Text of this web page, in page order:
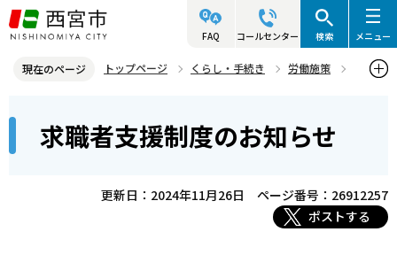
こ
の
ジ
先
FAQ コールセンター 検索 メニュー
現在のページ トップページ くらし・手続き
労働施策
こ
求職者支援制度のお知らせ
更新日：2024年11月26日
ページ番号：26912257
ポストする